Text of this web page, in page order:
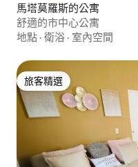
馬塔莫羅斯的公寓
舒適的市中心公寓
地點 · 衛浴 · 室內空間
旅客精選
旅客精選